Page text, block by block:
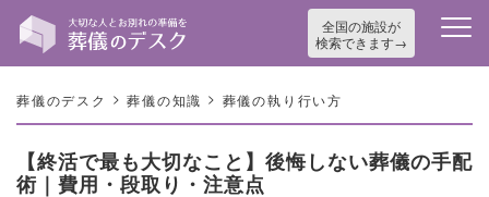
全国の施設が
検索できます
葬儀のデスク >葬儀の知識 > 葬儀の執り行い方
【終活で最も大切なこと】後悔しない葬儀の手配
術｜費用・段取り・注意点